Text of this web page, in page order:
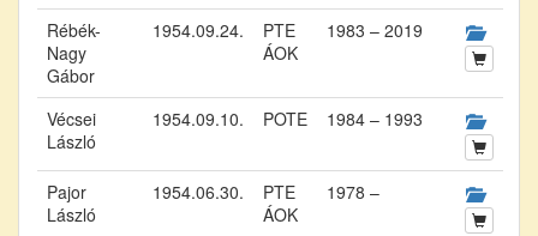
Rébék-
Nagy
Gábor
1954.09.24.
PTE
ÁOK
1983 – 2019
Vécsei
László
1954.09.10. POTE 1984 – 1993
Pajor
László
1954.06.30.
PTE
ÁOK
1978 –